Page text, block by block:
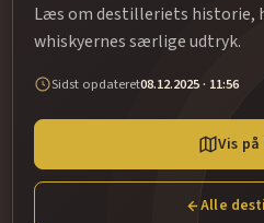
Læs om destilleriets historie,
whiskyernes særlige udtryk.
Sidst opdateret08.12.2025 · 11:56
Vis
Alle